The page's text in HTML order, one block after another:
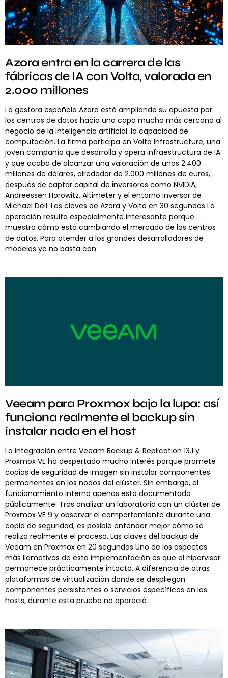
Azora entra en la carrera de las
fábricas de IA con Volta, valorada en
2.000 millones
La gestora española Azora está ampliando su apuesta por
los centros de datos hacia una capa mucho más cercana al
negocio de la inteligencia artificial: la capacidad de
computación. La firma participa en Volta Infrastructure, una
joven compañía que desarrolla y opera infraestructura de IA
y que acaba de alcanzar una valoración de unos 2.400
millones de dólares, alrededor de 2.000 millones de euros,
después de captar capital de inversores como NVIDIA,
Andreessen Horowitz, Altimeter y el entorno inversor de
Michael Dell. Las claves de Azora y Volta en 30 segundos La
operación resulta especialmente interesante porque
muestra cómo está cambiando el mercado de los centros
de datos. Para atender a los grandes desarrolladores de
modelos ya no basta con
Veeam para Proxmox bajo la lupa: así
funciona realmente el backup sin
instalar nada en el host
La integración entre Veeam Backup & Replication 13.1 y
Proxmox VE ha despertado mucho interés porque promete
copias de seguridad de imagen sin instalar componentes
permanentes en los nodos del clúster. Sin embargo, el
funcionamiento interno apenas está documentado
públicamente. Tras analizar un laboratorio con un clúster de
Proxmox VE 9 y observar el comportamiento durante una
copia de seguridad, es posible entender mejor cómo se
realiza realmente el proceso. Las claves del backup de
Veeam en Proxmox en 20 segundos Uno de los aspectos
más llamativos de esta implementación es que el hipervisor
permanece prácticamente intacto. A diferencia de otras
plataformas de virtualización donde se despliegan
componentes persistentes o servicios específicos en los
hosts, durante esta prueba no apareció